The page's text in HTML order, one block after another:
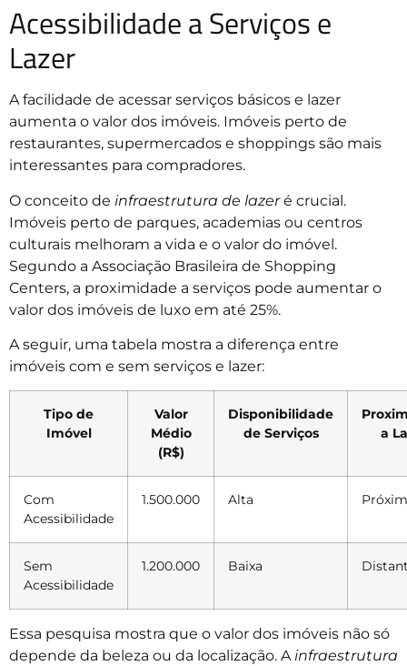
Acessibilidade a Serviços e
Lazer
A facilidade de acessar serviços básicos e lazer
aumenta o valor dos imóveis. Imóveis perto de
restaurantes, supermercados e shoppings são mais
interessantes para compradores.
O conceito de infraestrutura de lazeré crucial.
Imóveis perto de parques, academias ou centros
culturais melhoram a vida e o valor do imóvel.
Segundo a Associação Brasileira de Shopping
Centers, a proximidade a serviços pode aumentar o
valor dos imóveis de luxo em até 25%.
A seguir, uma tabela mostra a diferença entre
imóveis com e sem serviços e lazer:
Tipo de
Imóvel
Valor
Médio
(R$)
Disponibilidade
de Serviços
a
Com
Acessibilidade
1.500.000 Alta
Sem
Acessibilidade
1.200.000 Baixa
Essa pesquisa mostra que o valor dos imóveis não só
depende da beleza ou da localização. Ainfraestrutura